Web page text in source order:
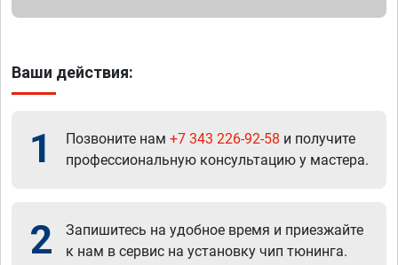
Ваши действия:
1 Позвоните нам +7 343 226-92-58 и получите
профессиональную консультацию у мастера.
2
Запишитесь на удобное время и приезжайте
к нам в сервис на установку чип тюнинга.